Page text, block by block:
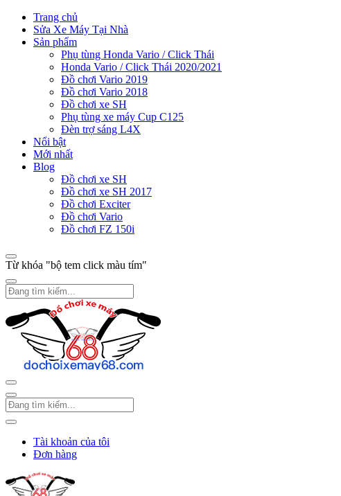
Trang chủ
Sửa Xe Máy Tại Nhà
Sản phẩm
Phụ tùng Honda Vario / Click Thái
Honda Vario / Click Thái 2020/2021
Đồ chơi Vario 2019
Đồ chơi Vario 2018
Đồ chơi xe SH
Phụ tùng xe máy Cup C125
Đèn trợ sáng L4X
Nổi bật
Mới nhất
Blog
Đồ chơi xe SH
Đồ chơi xe SH 2017
Đồ chơi Exciter
Đồ chơi Vario
Đồ chơi FZ 150i
Từ khóa "bộ tem click màu tím"
Tài khoản của tôi
Đơn hàng